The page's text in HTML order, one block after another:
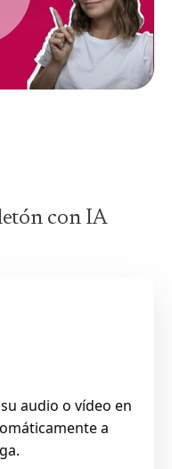
con IA
audio o vídeo en
a